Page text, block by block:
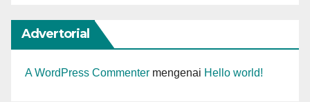
Advertorial
A WordPress Commenter mengenai Hello world!